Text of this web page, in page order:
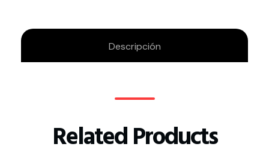
Descripción
Related Products